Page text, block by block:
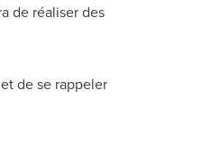
de réaliser des
de se rappeler